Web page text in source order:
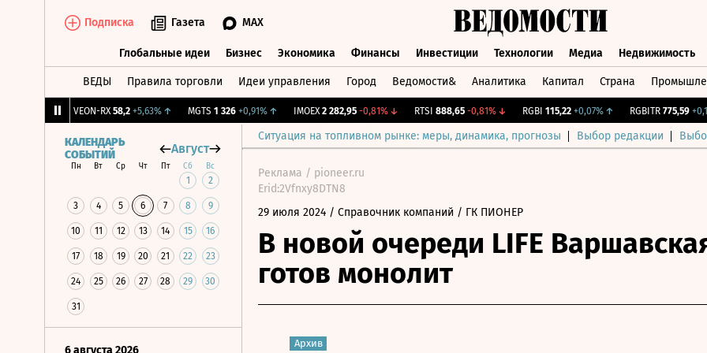
Подписка Газета MAX
Глобальные идеи Бизнес Экономика Финансы Инвестиции Технологии Медиа Недвижимость
ВЕДЫ Правила торговли Идеи управления Город Ведомости& Аналитика Капитал Страна
VEON-RX 58,2 +5,63%↑ MGTS 1 326 +0,91%↑ IMOEX 2 282,95 -0,81%↓ RTSI 888,65 -0,81%↓ RGBI 115,22 +0,07%↑ RGBITR 775,59 +0,1%
Ситуация на топливном рынке: меры, динамика, прогнозы Выбор редакции
КАЛЕНДАРЬ
СОБЫТИЙ
Август
Пн Вт Ср Чт Пт Сб Вс
1 2
3 4 5 6 7 8 9
10 11 12 13 14 15 16
17 18 19 20 21 22 23
24 25 26 27 28 29 30
31
6 августа 2026
Реклама / pioneer.ru
Erid:2Vfnxy8DTN8
29 июля 2024 / Справочник компаний / ГК ПИОНЕР
В новой очереди LIFE
готов монолит
Архив